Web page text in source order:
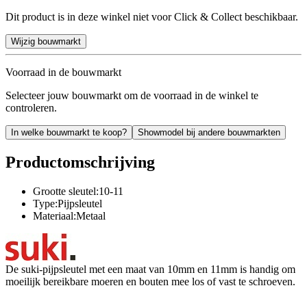
Dit product is in deze winkel niet voor Click & Collect beschikbaar.
Wijzig bouwmarkt
Voorraad in de bouwmarkt
Selecteer jouw bouwmarkt om de voorraad in de winkel te
controleren.
In welke bouwmarkt te koop? Showmodel bij andere bouwmarkten
Productomschrijving
Grootte sleutel:10-11
Type:Pijpsleutel
Materiaal:Metaal
De suki-pijpsleutel met een maat van 10mm en 11mm is handig om
moeilijk bereikbare moeren en bouten mee los of vast te schroeven.